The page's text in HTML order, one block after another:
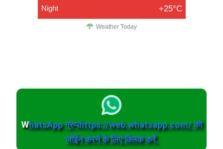
Night +25°C
Weather Today
WhatsApp ग्रुपhttps://web.whatsapp.com/ को
जॉईन करने के लिए क्लिक करें.